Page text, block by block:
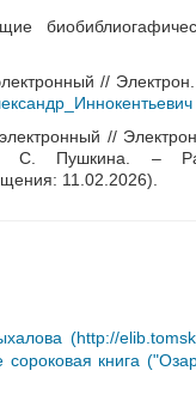
//
//
Пушкина. –
11.02.2026).
(http://
книга